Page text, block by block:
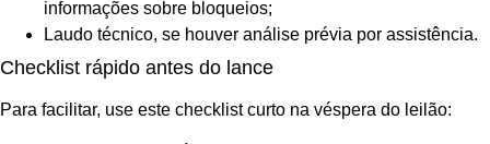
informações sobre bloqueios;
Laudo técnico, se houver análise prévia por assistência.
Checklist rápido antes do lance
Para facilitar, use este checklist curto na véspera do leilão: